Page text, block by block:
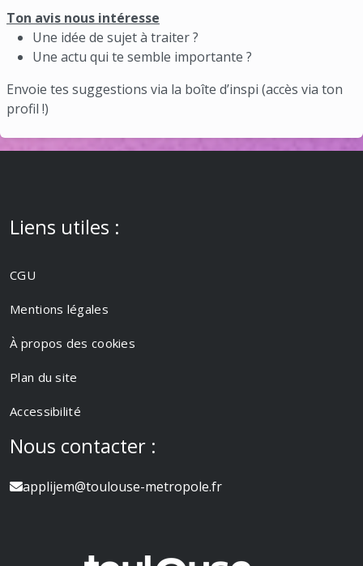
Ton avis nous intéresse
Une idée de sujet à traiter ?
Une actu qui te semble importante ?
Envoie tes suggestions via la boîte d’inspi (accès via ton
profil !)
Liens utiles :
CGU
Mentions légales
À propos des cookies
Plan du site
Accessibilité
Nous contacter :
applijem@toulouse-metropole.fr